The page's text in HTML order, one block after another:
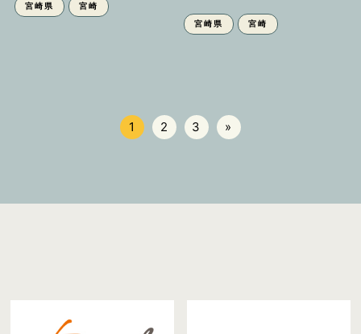
宮崎県 宮崎
宮崎県 宮崎
1 2 3 »